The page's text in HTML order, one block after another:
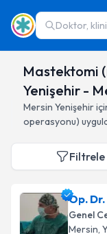
Doktor,
Mastektomi
Yenişehir -
Mersin Yenişehir
operasyonu)
Filtrele
Op.
Genel
Mersin,